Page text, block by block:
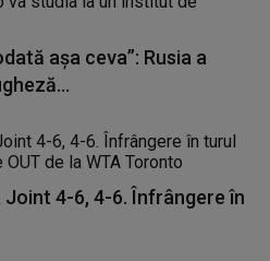
așa ceva”: Rusia a
4-6, 4-6. Înfrângere în